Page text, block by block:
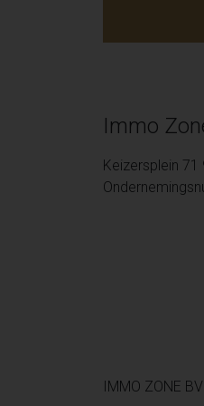
Immo
Keizersplein 71
IMMO ZONE